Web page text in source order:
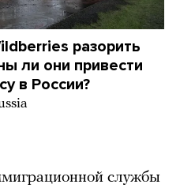
разорить
ли они привести
в России?
службы